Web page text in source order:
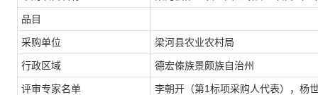
品目
采购单位 梁河县农业农村局
行政区域 德宏傣族景颇族自治州
评审专家名单 李朝开（第1标项采购人代表），杨